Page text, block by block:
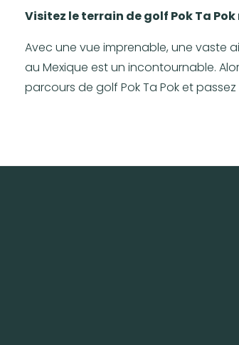
Visitez le terrain de golf Pok Ta
Avec une vue imprenable, une vaste
au Mexique est un incontournable.
parcours de golf Pok Ta Pok et